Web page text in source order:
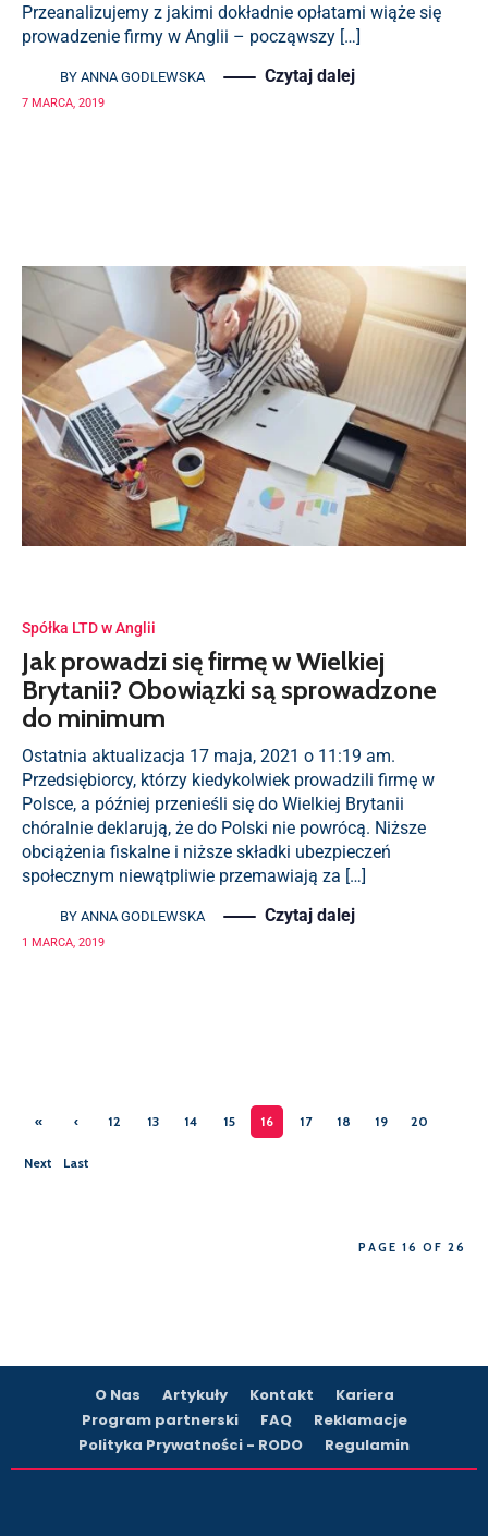
Przeanalizujemy z jakimi dokładnie opłatami wiąże się
prowadzenie firmy w Anglii – począwszy […]
BY ANNA GODLEWSKA Czytaj dalej
7 MARCA, 2019
Spółka LTD w Anglii
Jak prowadzi się firmę w Wielkiej
Brytanii? Obowiązki są sprowadzone
do minimum
Ostatnia aktualizacja 17 maja, 2021 o 11:19 am.
Przedsiębiorcy, którzy kiedykolwiek prowadzili firmę w
Polsce, a później przenieśli się do Wielkiej Brytanii
chóralnie deklarują, że do Polski nie powrócą. Niższe
obciążenia fiskalne i niższe składki ubezpieczeń
społecznym niewątpliwie przemawiają za […]
BY ANNA GODLEWSKA Czytaj dalej
1 MARCA, 2019
«
‹
12 13 14 15 16 17 18 19 20
Next
Last
PAGE 16 OF 26
O Nas Artykuły Kontakt
Kariera
Program partnerski
FAQ
Reklamacje
Polityka Prywatności - RODO
Regulamin